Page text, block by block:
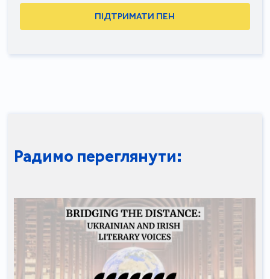
ПІДТРИМАТИ ПЕН
Радимо переглянути: